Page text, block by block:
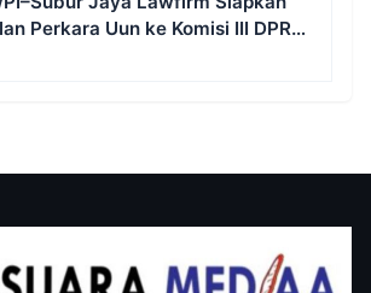
Perkara Uun ke Komisi III DPR